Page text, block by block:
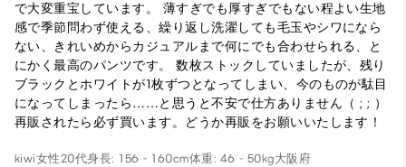
で大変重宝しています。 薄すぎでも厚すぎでもない程よい生地
感で季節問わず使える、繰り返し洗濯しても毛玉やシワになら
ない、きれいめからカジュアルまで何にでも合わせられる、と
にかく最高のパンツです。 数枚ストックしていましたが、残り
ブラックとホワイトが1枚ずつとなってしまい、今のものが駄目
になってしまったら……と思うと不安で仕方ありません（ ; ; ）
再販されたら必ず買います。どうか再販をお願いいたします！
kiwi女性20代身長: 156 - 160cm体重: 46 - 50kg大阪府